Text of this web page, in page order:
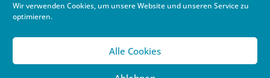
Wir verwenden Cookies, um unsere Website und unseren Service zu
optimieren.
Alle Cookies
Januar 2011
Dezember 2010
Oktober 2010
August 2010